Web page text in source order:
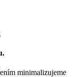
minimalizujeme